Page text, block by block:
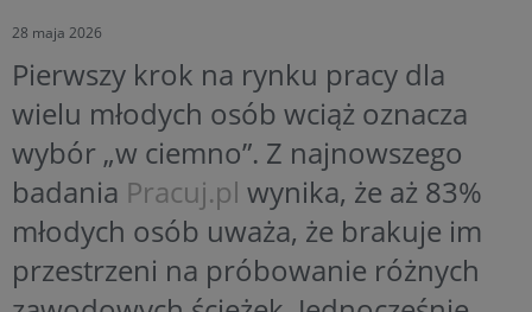
28 maja 2026
Pierwszy krok na rynku pracy dla
wielu młodych osób wciąż oznacza
wybór „w ciemno”. Z najnowszego
badania Pracuj.pl wynika, że aż 83%
młodych osób uważa, że brakuje im
przestrzeni na próbowanie różnych